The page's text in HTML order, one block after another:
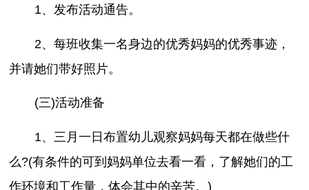
1、发布活动通告。
2、每班收集一名身边的优秀妈妈的优秀事迹，
并请她们带好照片。
(三)活动准备
1、三月一日布置幼儿观察妈妈每天都在做些什
么?(有条件的可到妈妈单位去看一看，了解她们的工
作环境和工作量，体会其中的辛苦。)